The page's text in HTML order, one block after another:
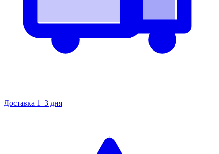
Доставка 1–3 дня